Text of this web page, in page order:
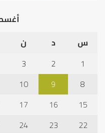
س
د ن
1
2
3
8
9
10
15
16
17
22
23
24